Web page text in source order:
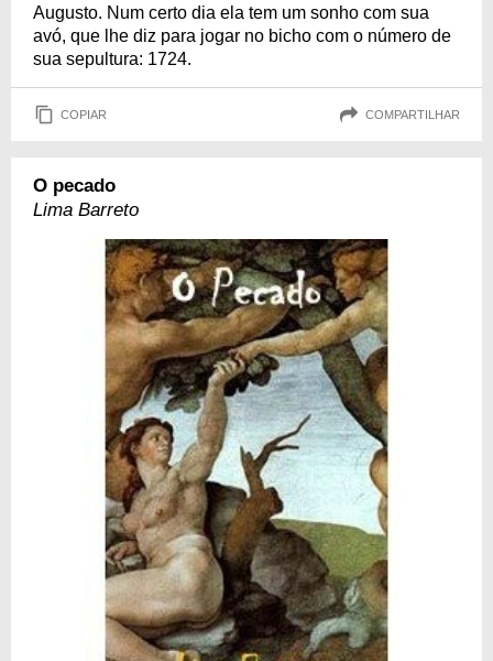
Augusto. Num certo dia ela tem um sonho com sua
avó, que lhe diz para jogar no bicho com o número de
sua sepultura: 1724.
COPIAR COMPARTILHAR
O pecado
Lima Barreto